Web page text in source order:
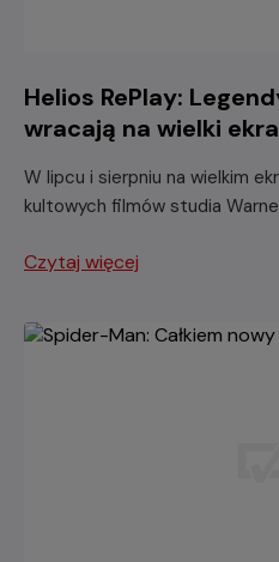
Helios RePlay:
wracają na wielki
W lipcu i sierpniu na wielkim
kultowych filmów studia
Czytaj więcej